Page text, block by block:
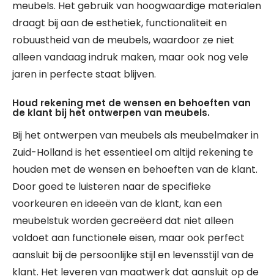
meubels. Het gebruik van hoogwaardige materialen
draagt bij aan de esthetiek, functionaliteit en
robuustheid van de meubels, waardoor ze niet
alleen vandaag indruk maken, maar ook nog vele
jaren in perfecte staat blijven.
Houd rekening met de wensen en behoeften van
de klant bij het ontwerpen van meubels.
Bij het ontwerpen van meubels als meubelmaker in
Zuid-Holland is het essentieel om altijd rekening te
houden met de wensen en behoeften van de klant.
Door goed te luisteren naar de specifieke
voorkeuren en ideeën van de klant, kan een
meubelstuk worden gecreëerd dat niet alleen
voldoet aan functionele eisen, maar ook perfect
aansluit bij de persoonlijke stijl en levensstijl van de
klant. Het leveren van maatwerk dat aansluit op de